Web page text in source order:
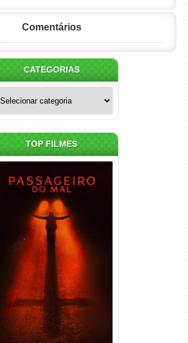
Comentários
CATEGORIAS
TOP FILMES
Passageiro do Mal Torrent
(2026) WEB-DL 1080p Dual
Áudio